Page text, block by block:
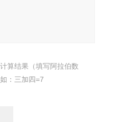
算结果（填写阿拉伯数
：三加四=7